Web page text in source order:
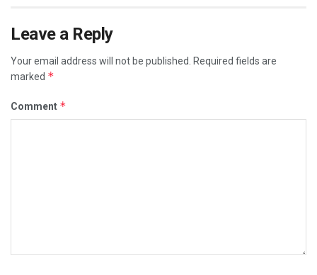
Leave a Reply
Your email address will not be published.
Required fields are
marked *
Comment *